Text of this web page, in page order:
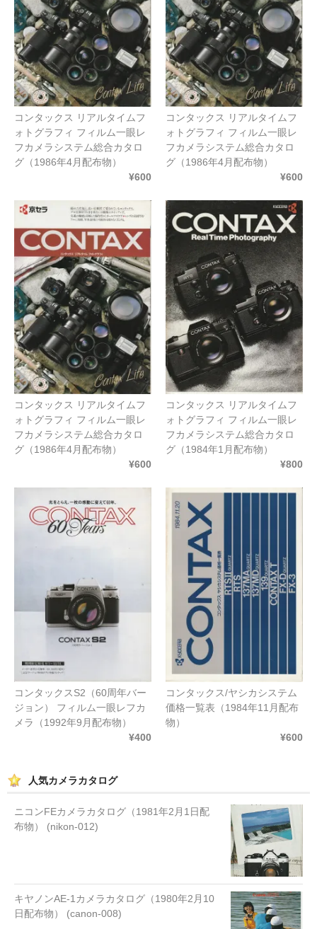
コンタックス リアルタイムフ
ォトグラフィ フィルム一眼レ
フカメラシステム総合カタロ
グ（1986年4月配布物）
¥600
コンタックス リアルタイムフ
ォトグラフィ フィルム一眼レ
フカメラシステム総合カタロ
グ（1986年4月配布物）
¥600
コンタックス リアルタイムフ
ォトグラフィ フィルム一眼レ
フカメラシステム総合カタロ
グ（1986年4月配布物）
¥600
コンタックス リアルタイムフ
ォトグラフィ フィルム一眼レ
フカメラシステム総合カタロ
グ（1984年1月配布物）
¥800
コンタックスS2（60周年バー
ジョン） フィルム一眼レフカ
メラ（1992年9月配布物）
¥400
コンタックス/ヤシカシステム
価格一覧表（1984年11月配布
物）
¥600
人気カメラカタログ
ニコンFEカメラカタログ（1981年2月1日配
布物） (nikon-012)
キヤノンAE-1カメラカタログ（1980年2月10
日配布物） (canon-008)